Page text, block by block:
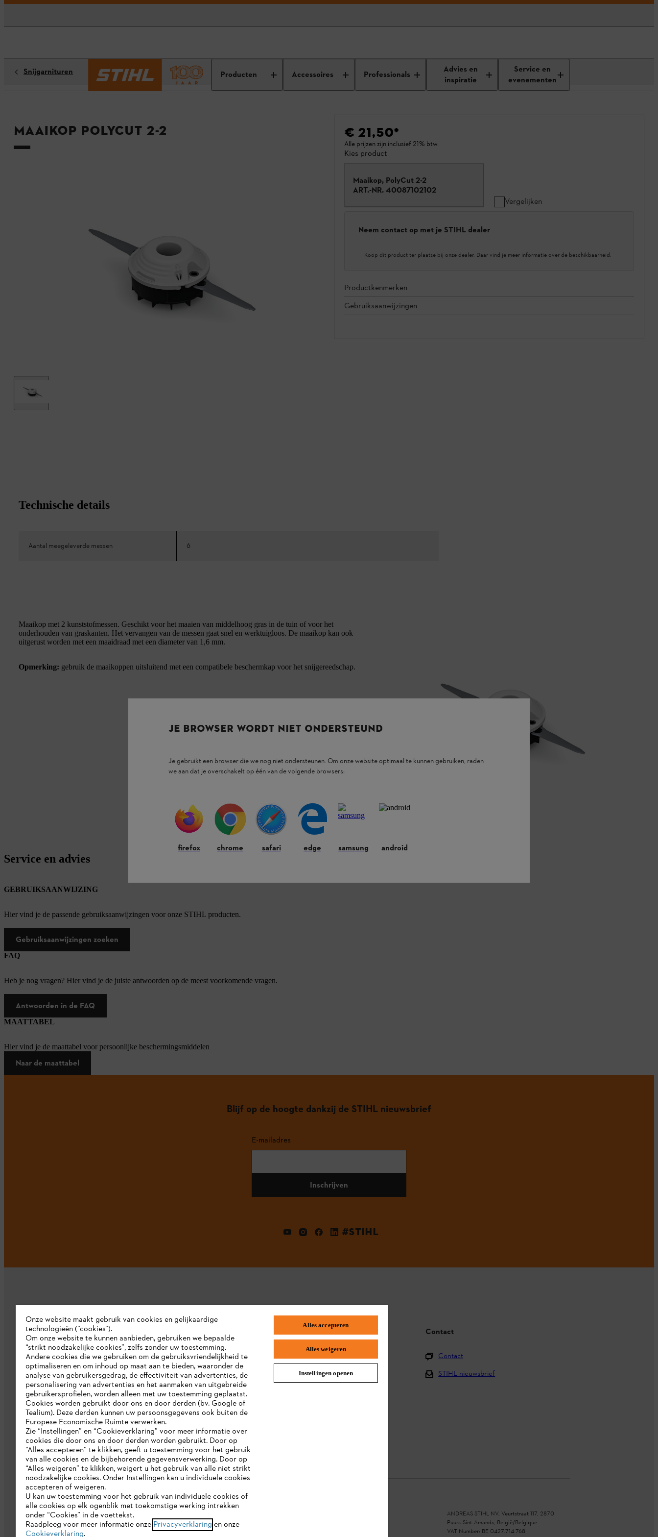
Producten Accessoires Professionals
Advies en
inspiratie
Service en
evenementen
Snijgarnituren
Maaikop PolyCut 2-2 € 21,50*
Alle prijzen zijn inclusief 21% btw.
Kies product
Maaikop, PolyCut 2-2
ART.-NR. 40087102102
Vergelijken
Neem contact op met je STIHL dealer
Koop dit product ter plaatse bij onze dealer. Daar vind je meer informatie over de beschikbaarheid.
Productkenmerken
Gebruiksaanwijzingen
Technische details
Aantal meegeleverde messen 6
Maaikop met 2 kunststofmessen. Geschikt voor het maaien van middelhoog gras in de tuin of voor het
onderhouden van graskanten. Het vervangen van de messen gaat snel en werktuigloos. De maaikop kan ook
uitgerust worden met een maaidraad met een diameter van 1,6 mm.
Opmerking: gebruik de maaikoppen uitsluitend met een compatibele beschermkap voor het snijgereedschap.
Service en advies
GEBRUIKSAANWIJZING
Hier vind je de passende gebruiksaanwijzingen voor onze STIHL producten.
Gebruiksaanwijzingen zoeken
FAQ
Heb je nog vragen? Hier vind je de juiste antwoorden op de meest voorkomende vragen.
Antwoorden in de FAQ
MAATTABEL
Hier vind je de maattabel voor persoonlijke beschermingsmiddelen
Naar de maattabel
Blijf op de hoogte dankzij de STIHL nieuwsbrief
E-mailadres
Inschrijven
#STIHL
Bedrijf
Over ons
Pers
Werken bij STIHL
Duurzaamheid
STIHL rapportagesysteem
Catalogus
STIHL FAQ
Productregistratie
Onderdelen en assortiment
Contact
Contact
STIHL nieuwsbrief
Gegevensbescherming Impressum Cookie-informatie
ANDREAS STIHL NV, Veurtstraat 117, 2870
Puurs-Sint-Amands, België/Belgique
VAT Number: BE 0427.714.768
JE BROWSER WORDT NIET ONDERSTEUND
Je gebruikt een browser die we nog niet ondersteunen. Om onze website optimaal te kunnen gebruiken, raden
we aan dat je overschakelt op één van de volgende browsers:
firefox chrome safari edge samsung android
Onze website maakt gebruik van cookies en gelijkaardige
technologieën (“cookies”).
Om onze website te kunnen aanbieden, gebruiken we bepaalde
“strikt noodzakelijke cookies”, zelfs zonder uw toestemming.
Andere cookies die we gebruiken om de gebruiksvriendelijkheid te
optimaliseren en om inhoud op maat aan te bieden, waaronder de
analyse van gebruikersgedrag, de effectiviteit van advertenties, de
personalisering van advertenties en het aanmaken van uitgebreide
gebruikersprofielen, worden alleen met uw toestemming geplaatst.
Cookies worden gebruikt door ons en door derden (bv. Google of
Tealium). Deze derden kunnen uw persoonsgegevens ook buiten de
Europese Economische Ruimte verwerken.
Zie “Instellingen” en “Cookieverklaring” voor meer informatie over
cookies die door ons en door derden worden gebruikt. Door op
“Alles accepteren” te klikken, geeft u toestemming voor het gebruik
van alle cookies en de bijbehorende gegevensverwerking. Door op
“Alles weigeren” te klikken, weigert u het gebruik van alle niet strikt
noodzakelijke cookies. Onder Instellingen kan u individuele cookies
accepteren of weigeren.
U kan uw toestemming voor het gebruik van individuele cookies of
alle cookies op elk ogenblik met toekomstige werking intrekken
onder “Cookies” in de voettekst.
Raadpleeg voor meer informatie onze Privacyverklaring en onze
Cookieverklaring.
Alles accepteren
Alles weigeren
Instellingen openen